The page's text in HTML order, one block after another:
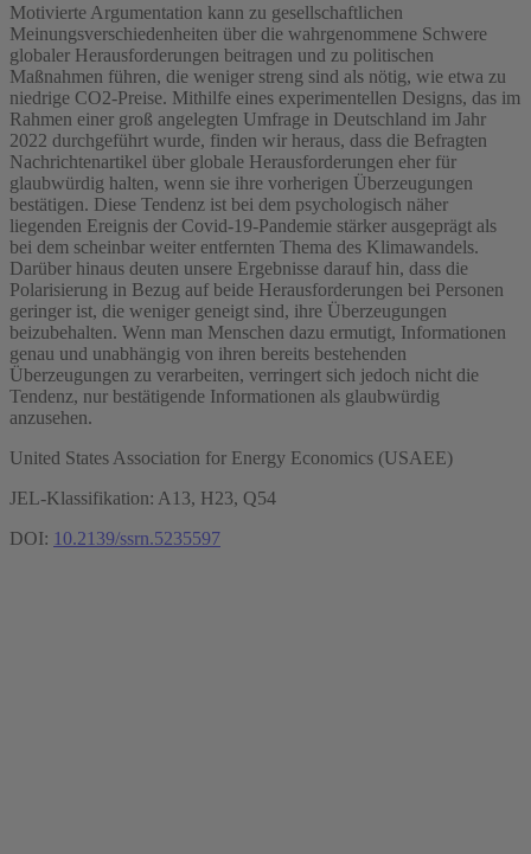
Motivierte Argumentation kann zu gesellschaftlichen
Meinungsverschiedenheiten über die wahrgenommene Schwere
globaler Herausforderungen beitragen und zu politischen
Maßnahmen führen, die weniger streng sind als nötig, wie etwa zu
niedrige CO2-Preise. Mithilfe eines experimentellen Designs, das im
Rahmen einer groß angelegten Umfrage in Deutschland im Jahr
2022 durchgeführt wurde, finden wir heraus, dass die Befragten
Nachrichtenartikel über globale Herausforderungen eher für
glaubwürdig halten, wenn sie ihre vorherigen Überzeugungen
bestätigen. Diese Tendenz ist bei dem psychologisch näher
liegenden Ereignis der Covid-19-Pandemie stärker ausgeprägt als
bei dem scheinbar weiter entfernten Thema des Klimawandels.
Darüber hinaus deuten unsere Ergebnisse darauf hin, dass die
Polarisierung in Bezug auf beide Herausforderungen bei Personen
geringer ist, die weniger geneigt sind, ihre Überzeugungen
beizubehalten. Wenn man Menschen dazu ermutigt, Informationen
genau und unabhängig von ihren bereits bestehenden
Überzeugungen zu verarbeiten, verringert sich jedoch nicht die
Tendenz, nur bestätigende Informationen als glaubwürdig
anzusehen.
United States Association for Energy Economics (USAEE)
JEL-Klassifikation: A13, H23, Q54
DOI: 10.2139/ssrn.5235597